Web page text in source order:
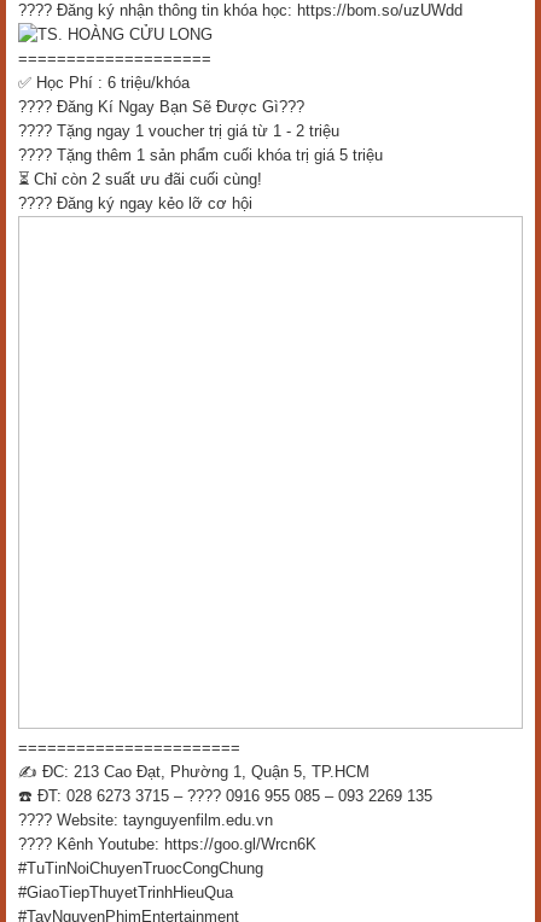
???? Đăng ký nhận thông tin khóa học: https://bom.so/uzUWdd
====================
✅ Học Phí : 6 triệu/khóa
???? Đăng Kí Ngay Bạn Sẽ Được Gì???
???? Tặng ngay 1 voucher trị giá từ 1 - 2 triệu
???? Tặng thêm 1 sản phẩm cuối khóa trị giá 5 triệu
⏳ Chỉ còn 2 suất ưu đãi cuối cùng!
???? Đăng ký ngay kẻo lỡ cơ hội
=======================
✍️ ĐC: 213 Cao Đạt, Phường 1, Quận 5, TP.HCM
☎️ ĐT: 028 6273 3715 – ???? 0916 955 085 – 093 2269 135
???? Website: taynguyenfilm.edu.vn
???? Kênh Youtube: https://goo.gl/Wrcn6K
#TuTinNoiChuyenTruocCongChung
#GiaoTiepThuyetTrinhHieuQua
#TayNguyenPhimEntertainment